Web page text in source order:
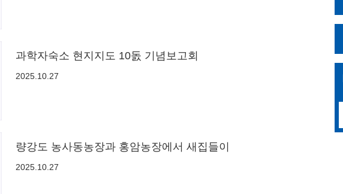
과학자숙소 현지지도 10돐 기념보고회
2025.10.27
량강도 농사동농장과 홍암농장에서 새집들이
2025.10.27